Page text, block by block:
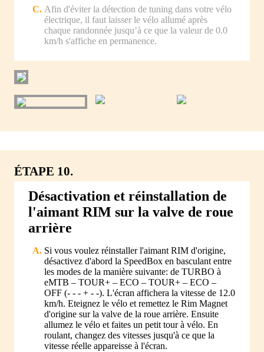
Afin d'éviter la détection de tuning dans votre vélo
électrique, il faut laisser le vélo allumé après
chaque randonnée jusqu’à ce que la valeur de 0.0
km/h s'affiche en permanence.
ÉTAPE 10.
Désactivation et réinstallation de
l'aimant RIM sur la valve de roue
arrière
Si vous voulez réinstaller l'aimant RIM d'origine,
désactivez d'abord la SpeedBox en basculant entre
les modes de la manière suivante: de TURBO à
eMTB – TOUR+ – ECO – TOUR+ – ECO –
OFF (- - - + - -). L'écran affichera la vitesse de 12.0
km/h. Eteignez le vélo et remettez le Rim Magnet
d'origine sur la valve de la roue arrière. Ensuite
allumez le vélo et faites un petit tour à vélo. En
roulant, changez des vitesses jusqu'à ce que la
vitesse réelle appareisse à l'écran.